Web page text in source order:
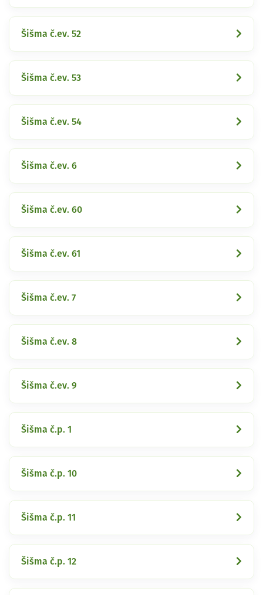
Šišma č.ev. 52
Šišma č.ev. 53
Šišma č.ev. 54
Šišma č.ev. 6
Šišma č.ev. 60
Šišma č.ev. 61
Šišma č.ev. 7
Šišma č.ev. 8
Šišma č.ev. 9
Šišma č.p. 1
Šišma č.p. 10
Šišma č.p. 11
Šišma č.p. 12